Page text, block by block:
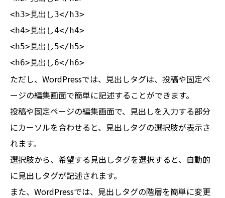
<h3>見出し3</h3>
<h4>見出し4</h4>
<h5>見出し5</h5>
<h6>見出し6</h6>
ただし、WordPressでは、見出しタグは、投稿や固定ペ
ージの編集画面で簡単に記述することができます。
投稿や固定ページの編集画面で、見出しを入力する部分
にカーソルを合わせると、見出しタグの選択肢が表示さ
れます。
選択肢から、希望する見出しタグを選択すると、自動的
に見出しタグが記述されます。
また、WordPressでは、見出しタグの階層を簡単に変更